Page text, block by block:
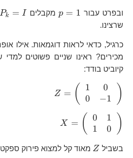
ובפרט עבור p = 1 מקבלים Pk = I
שרצינו.
כרגיל, כדאי לראות דוגמאות. אילו
מכירים? ראינו שניים פשוטים
קיוביט בודד:
1 & 0\\ 0 & -1
Z = (
1
0
0
−1 )
0 & 1\\ 1 & 0
X = (
0
1
1
0
)
בשביל Z מאוד קל למצוא פירוק